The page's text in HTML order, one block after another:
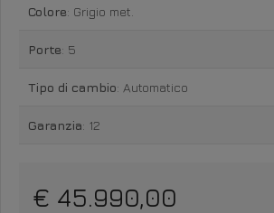
Colore: Grigio met.
Porte: 5
Tipo di cambio: Automatico
Garanzia: 12
€ 45.990,00